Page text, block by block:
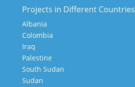
Projects in Different Countries
Albania
Colombia
Iraq
Palestine
South Sudan
Sudan